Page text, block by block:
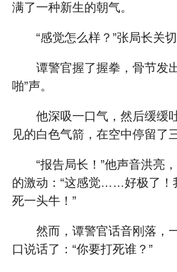
满了一种新生的朝气。
“感觉怎么样？”张局长关切
谭警官握了握拳，骨节发
啪”声。
他深吸一口气，然后缓缓
见的白色气箭，在空中停留了
“报告局长！”他声音洪亮
的激动：“这感觉……好极了！
死一头牛！”
然而，谭警官话音刚落，
口说话了：“你要打死谁？”